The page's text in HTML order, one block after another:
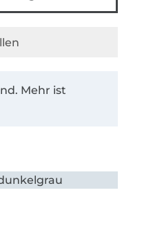
Mehr ist